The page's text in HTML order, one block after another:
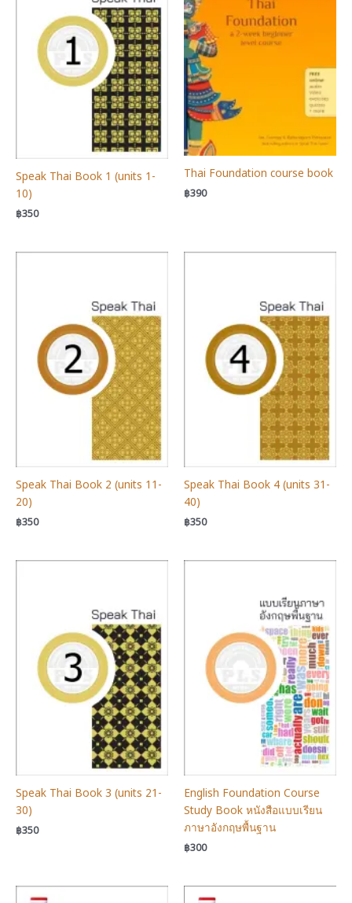
Speak Thai Book 1 (units 1-
10)
฿350
Thai Foundation course book
฿390
Speak Thai Book 2 (units 11-
20)
฿350
Speak Thai Book 4 (units 31-
40)
฿350
Speak Thai Book 3 (units 21-
30)
฿350
English Foundation Course
Study Book หนังสือแบบเรียน
ภาษาอังกฤษพื้นฐาน
฿300